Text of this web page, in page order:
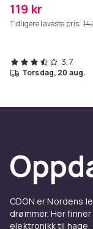
119 kr
Tidligere laveste pris:
3,7
torsdag, 20 aug.
CDON er Nordens
drømmer. Her
elektronikk til